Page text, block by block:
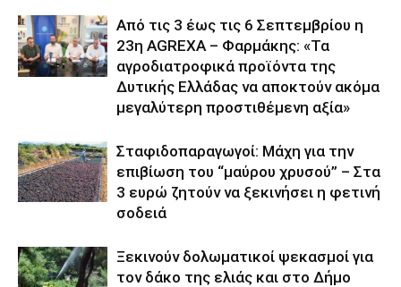
Από τις 3 έως τις 6 Σεπτεμβρίου η
23η AGREXA – Φαρμάκης: «Τα
αγροδιατροφικά προϊόντα της
Δυτικής Ελλάδας να αποκτούν ακόμα
μεγαλύτερη προστιθέμενη αξία»
Σταφιδοπαραγωγοί: Μάχη για την
επιβίωση του “μαύρου χρυσού” – Στα
3 ευρώ ζητούν να ξεκινήσει η φετινή
σοδειά
Ξεκινούν δολωματικοί ψεκασμοί για
τον δάκο της ελιάς και στο Δήμο